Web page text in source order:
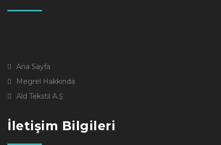
Ana Sayfa
Megrel Hakkında
Ald Tekstil A.Ş
İletişim Bilgileri